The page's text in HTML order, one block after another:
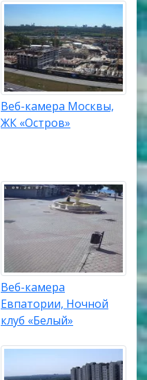
Веб-камера Москвы,
ЖК «Остров»
Веб-камера
Евпатории, Ночной
клуб «Белый»